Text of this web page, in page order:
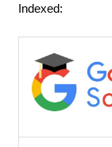
Indexed: